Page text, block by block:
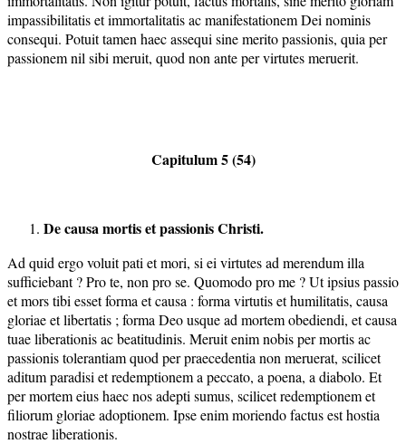
impassibilitatis et immortalitatis ac manifestationem Dei nominis
consequi. Potuit tamen haec assequi sine merito passionis, quia per
passionem nil sibi meruit, quod non ante per virtutes meruerit.
Capitulum 5 (54)
De causa mortis et passionis Christi.
Ad quid ergo voluit pati et mori, si ei virtutes ad merendum illa
sufficiebant ? Pro te, non pro se. Quomodo pro me ? Ut ipsius passio
et mors tibi esset forma et causa : forma virtutis et humilitatis, causa
gloriae et libertatis ; forma Deo usque ad mortem obediendi, et causa
tuae liberationis ac beatitudinis. Meruit enim nobis per mortis ac
passionis tolerantiam quod per praecedentia non meruerat, scilicet
aditum paradisi et redemptionem a peccato, a poena, a diabolo. Et
per mortem eius haec nos adepti sumus, scilicet redemptionem et
filiorum gloriae adoptionem. Ipse enim moriendo factus est hostia
nostrae liberationis.